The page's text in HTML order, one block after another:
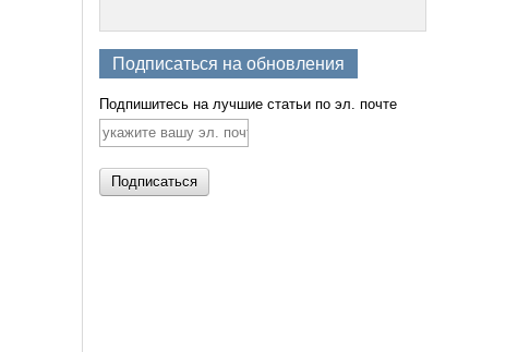
Подписаться на обновления
Подпишитесь на лучшие статьи по эл. почте